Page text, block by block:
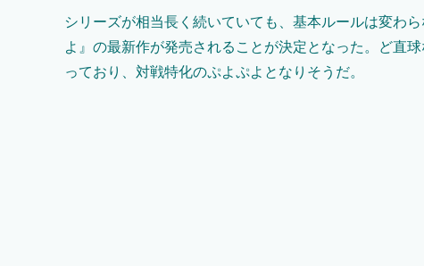
シリーズが相当長く続いていても、基本ルールは変わ
よ』の最新作が発売されることが決定となった。ど直
っており、対戦特化のぷよぷよとなりそうだ。